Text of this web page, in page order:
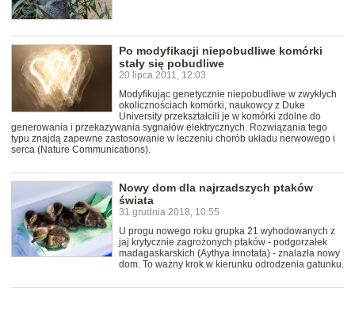
Po modyfikacji niepobudliwe komórki
stały się pobudliwe
20 lipca 2011, 12:03
Modyfikując genetycznie niepobudliwe w zwykłych
okolicznościach komórki, naukowcy z Duke
University przekształcili je w komórki zdolne do
generowania i przekazywania sygnałów elektrycznych. Rozwiązania tego
typu znajdą zapewne zastosowanie w leczeniu chorób układu nerwowego i
serca (Nature Communications).
Nowy dom dla najrzadszych ptaków
świata
31 grudnia 2018, 10:55
U progu nowego roku grupka 21 wyhodowanych z
jaj krytycznie zagrożonych ptaków - podgorzałek
madagaskarskich (Aythya innotata) - znalazła nowy
dom. To ważny krok w kierunku odrodzenia gatunku.